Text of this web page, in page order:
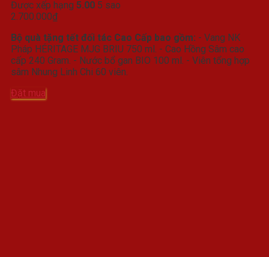
Được xếp hạng 5.00 5 sao
2.700.000₫
Bộ quà tặng tết đối tác Cao Cấp bao gồm: - Vang NK
Pháp HÉRITAGE MJG BRIU 750 ml. - Cao Hồng Sâm cao
cấp 240 Gram. - Nước bổ gan BIO 100 ml. - Viên tổng hợp
sâm Nhung Linh Chi 60 viên.
Đặt mua